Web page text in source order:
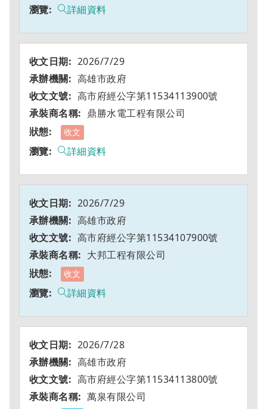
詳細資料
2026/7/29
高雄市政府
高市府經公字第11534113900號
鼎勝水電工程有限公司
收文
詳細資料
2026/7/29
高雄市政府
高市府經公字第11534107900號
大邦工程有限公司
收文
詳細資料
2026/7/28
高雄市政府
高市府經公字第11534113800號
萬泉有限公司